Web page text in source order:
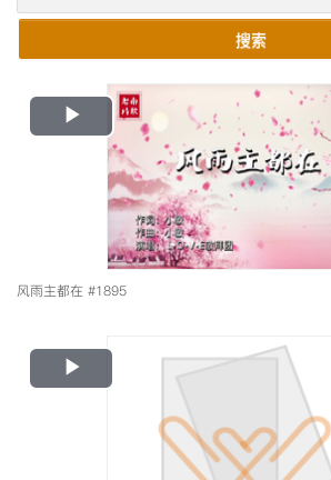
搜索
Play
Video
风雨主都在 #1895
Play
Video